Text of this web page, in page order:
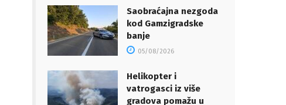
Saobraćajna nezgoda
kod Gamzigradske
banje
05/08/2026
Helikopter i
vatrogasci iz više
gradova pomažu u